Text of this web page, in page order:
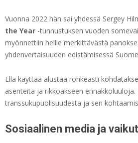
Vuonna 2022 hän sai yhdessä Sergey
the Year -tunnustuksen vuoden
myönnettiin heille merkittävästä
yhdenvertaisuuden edistämisessä
Ella käyttää alustaa rohkeasti
asenteita ja rikkoakseen
transsukupuolisuudesta ja sen
Sosiaalinen media ja